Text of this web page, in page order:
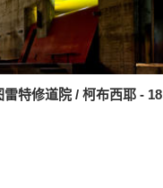
特修道院 / 柯布西耶 - 18